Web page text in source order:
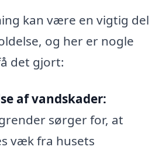
kan være en vigtig del
og her er nogle
det gjort:
af vandskader:
sørger for, at
væk fra husets